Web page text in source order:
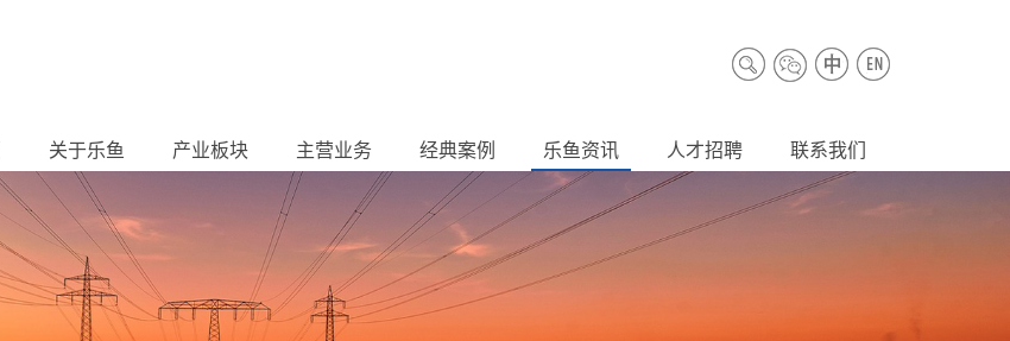
关于乐鱼 产业板块 主营业务 经典案例 乐鱼资讯 人才招聘 联系我们